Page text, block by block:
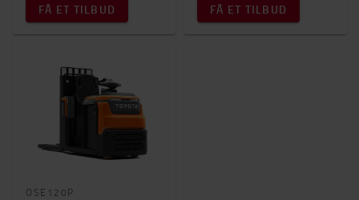
FÅ ET TILBUD FÅ ET TILBUD
OSE120P